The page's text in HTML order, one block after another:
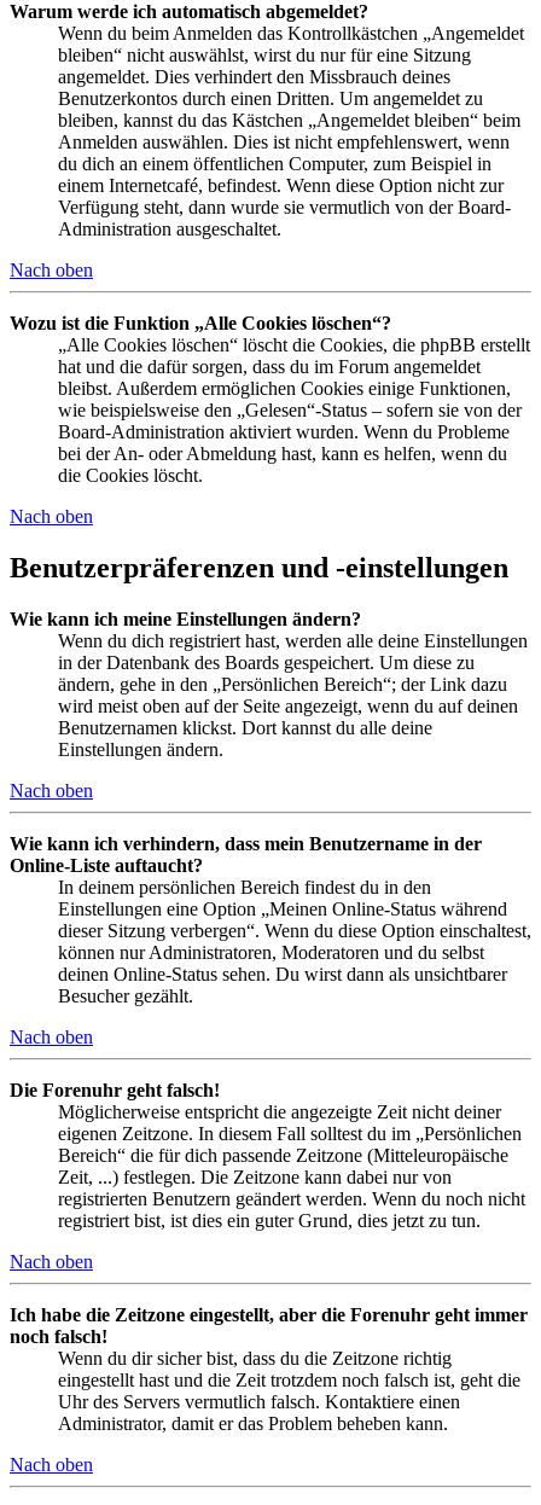
Warum werde ich automatisch abgemeldet?
Wenn du beim Anmelden das Kontrollkästchen „Angemeldet
bleiben“ nicht auswählst, wirst du nur für eine Sitzung
angemeldet. Dies verhindert den Missbrauch deines
Benutzerkontos durch einen Dritten. Um angemeldet zu
bleiben, kannst du das Kästchen „Angemeldet bleiben“ beim
Anmelden auswählen. Dies ist nicht empfehlenswert, wenn
du dich an einem öffentlichen Computer, zum Beispiel in
einem Internetcafé, befindest. Wenn diese Option nicht zur
Verfügung steht, dann wurde sie vermutlich von der Board-
Administration ausgeschaltet.
Nach oben
Wozu ist die Funktion „Alle Cookies löschen“?
„Alle Cookies löschen“ löscht die Cookies, die phpBB erstellt
hat und die dafür sorgen, dass du im Forum angemeldet
bleibst. Außerdem ermöglichen Cookies einige Funktionen,
wie beispielsweise den „Gelesen“-Status – sofern sie von der
Board-Administration aktiviert wurden. Wenn du Probleme
bei der An- oder Abmeldung hast, kann es helfen, wenn du
die Cookies löscht.
Nach oben
Benutzerpräferenzen und -einstellungen
Wie kann ich meine Einstellungen ändern?
Wenn du dich registriert hast, werden alle deine Einstellungen
in der Datenbank des Boards gespeichert. Um diese zu
ändern, gehe in den „Persönlichen Bereich“; der Link dazu
wird meist oben auf der Seite angezeigt, wenn du auf deinen
Benutzernamen klickst. Dort kannst du alle deine
Einstellungen ändern.
Nach oben
Wie kann ich verhindern, dass mein Benutzername in der
Online-Liste auftaucht?
In deinem persönlichen Bereich findest du in den
Einstellungen eine Option „Meinen Online-Status während
dieser Sitzung verbergen“. Wenn du diese Option einschaltest,
können nur Administratoren, Moderatoren und du selbst
deinen Online-Status sehen. Du wirst dann als unsichtbarer
Besucher gezählt.
Nach oben
Die Forenuhr geht falsch!
Möglicherweise entspricht die angezeigte Zeit nicht deiner
eigenen Zeitzone. In diesem Fall solltest du im „Persönlichen
Bereich“ die für dich passende Zeitzone (Mitteleuropäische
Zeit, ...) festlegen. Die Zeitzone kann dabei nur von
registrierten Benutzern geändert werden. Wenn du noch nicht
registriert bist, ist dies ein guter Grund, dies jetzt zu tun.
Nach oben
Ich habe die Zeitzone eingestellt, aber die Forenuhr geht immer
noch falsch!
Wenn du dir sicher bist, dass du die Zeitzone richtig
eingestellt hast und die Zeit trotzdem noch falsch ist, geht die
Uhr des Servers vermutlich falsch. Kontaktiere einen
Administrator, damit er das Problem beheben kann.
Nach oben